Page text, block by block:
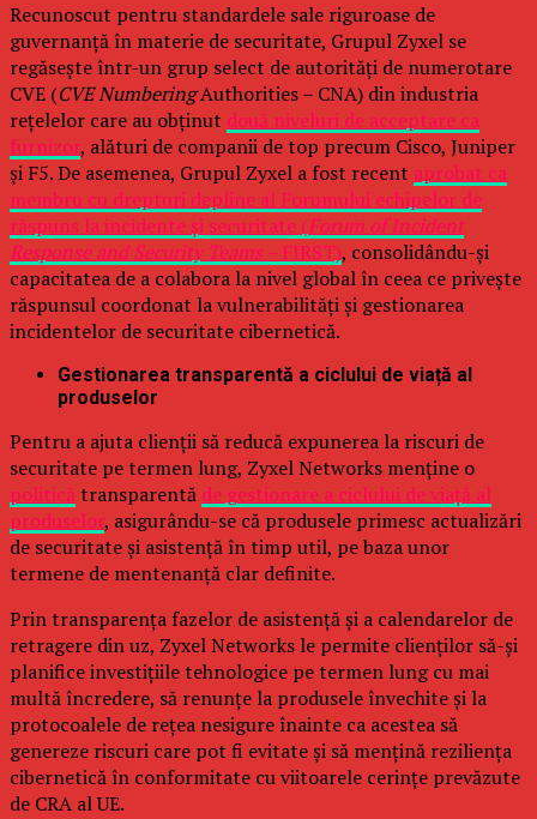
Recunoscut pentru standardele sale riguroase de
guvernanță în materie de securitate, Grupul Zyxel se
regăsește într-un grup select de autorități de numerotare
CVE (CVE NumberingAuthorities – CNA) din industria
rețelelor care au obținut două niveluri de acceptare ca
furnizor, alături de companii de top precum Cisco, Juniper
și F5. De asemenea, Grupul Zyxel a fost recent aprobat ca
membru cu drepturi depline al Forumului echipelor de
răspuns la incidente și securitate (Forum of Incident
Response and Security Teams –FIRST), consolidându-și
capacitatea de a colabora la nivel global în ceea ce privește
răspunsul coordonat la vulnerabilități și gestionarea
incidentelor de securitate cibernetică.
Gestionarea transparentă a ciclului de viață al
produselor
Pentru a ajuta clienții să reducă expunerea la riscuri de
securitate pe termen lung, Zyxel Networks menține o
politică transparentă de gestionare a ciclului de viață al
produselor, asigurându-se că produsele primesc actualizări
de securitate și asistență în timp util, pe baza unor
termene de mentenanță clar definite.
Prin transparența fazelor de asistență și a calendarelor de
retragere din uz, Zyxel Networks le permite clienților să-și
planifice investițiile tehnologice pe termen lung cu mai
multă încredere, să renunțe la produsele învechite și la
protocoalele de rețea nesigure înainte ca acestea să
genereze riscuri care pot fi evitate și să mențină reziliența
cibernetică în conformitate cu viitoarele cerințe prevăzute
de CRA al UE.